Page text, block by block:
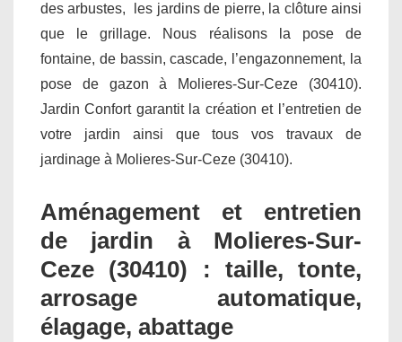
des arbustes, les jardins de pierre, la clôture ainsi
que le grillage. Nous réalisons la pose de
fontaine, de bassin, cascade, l’engazonnement, la
pose de gazon à Molieres-Sur-Ceze (30410).
Jardin Confort garantit la création et l’entretien de
votre jardin ainsi que tous vos travaux de
jardinage à Molieres-Sur-Ceze (30410).
Aménagement et entretien
de jardin à Molieres-Sur-
Ceze (30410) : taille, tonte,
arrosage automatique,
élagage, abattage